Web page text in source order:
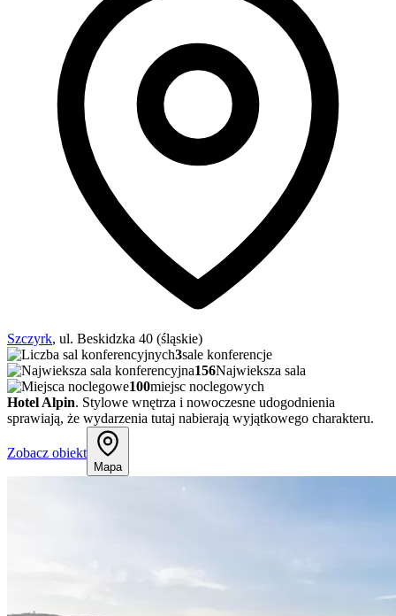
Szczyrk, ul. Beskidzka 40 (śląskie)
3sale konferencje
156Najwieksza sala
100miejsc noclegowych
Hotel Alpin. Stylowe wnętrza i nowoczesne udogodnienia
sprawiają, że wydarzenia tutaj nabierają wyjątkowego charakteru.
Zobacz obiekt
Mapa